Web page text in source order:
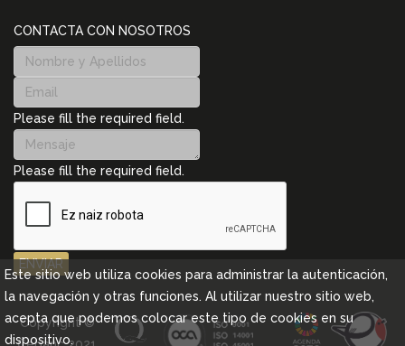
CONTACTA CON NOSOTROS
Please fill the required field.
Please fill the required field.
ENVIAR
Copyright ©
Este sitio web utiliza cookies para administrar la autenticación,
la navegación y otras funciones. Al utilizar nuestro sitio web,
acepta que podemos colocar este tipo de cookies en su
dispositivo.